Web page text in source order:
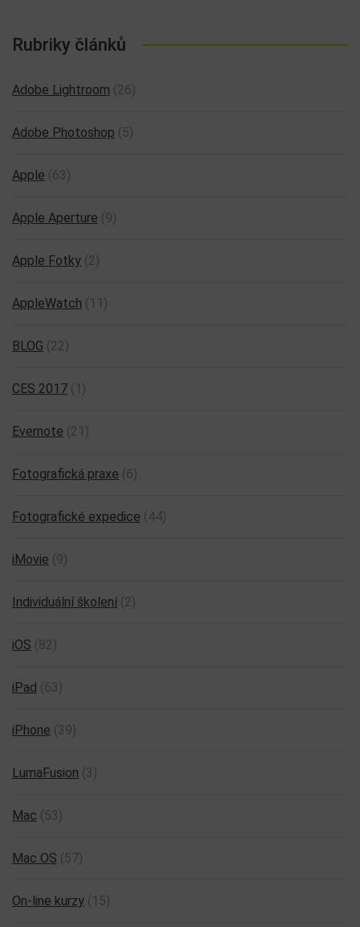
Rubriky článků
Adobe Lightroom (26)
Adobe Photoshop (5)
Apple (63)
Apple Aperture (9)
Apple Fotky (2)
AppleWatch (11)
BLOG (22)
CES 2017 (1)
Evernote (21)
Fotografická praxe (6)
Fotografické expedice (44)
iMovie (9)
Individuální školení (2)
iOS (82)
iPad (63)
iPhone (39)
LumaFusion (3)
Mac (53)
Mac OS (57)
On-line kurzy (15)